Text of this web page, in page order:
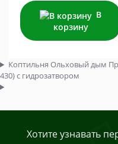
В
корзину
Коптильня Ольховый дым
430) с гидрозатвором
Хотите узнавать